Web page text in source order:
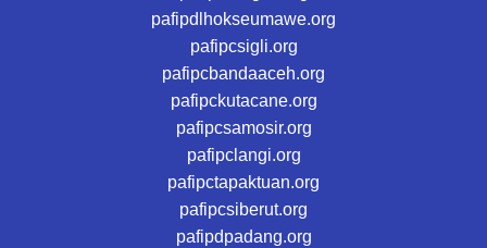
pafipdlhokseumawe.org
pafipcsigli.org
pafipcbandaaceh.org
pafipckutacane.org
pafipcsamosir.org
pafipclangi.org
pafipctapaktuan.org
pafipcsiberut.org
pafipdpadang.org